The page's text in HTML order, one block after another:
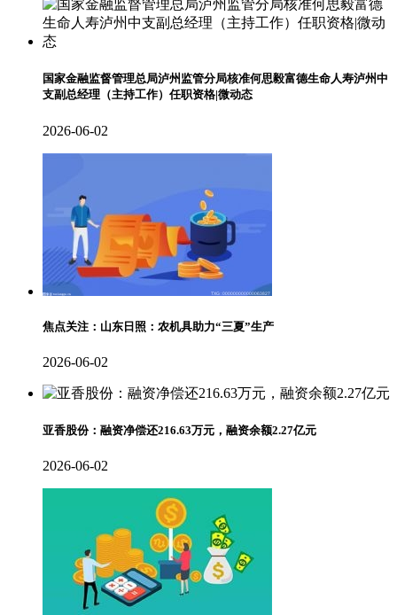
国家金融监督管理总局泸州监管分局核准何思毅富德生命人寿泸州中
支副总经理（主持工作）任职资格|微动态
2026-06-02
焦点关注：山东日照：农机具助力“三夏”生产
2026-06-02
亚香股份：融资净偿还216.63万元，融资余额2.27亿元
2026-06-02